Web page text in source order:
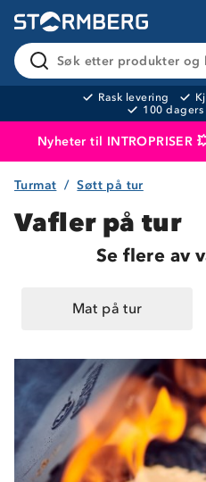
Søk etter produkter og
Rask levering
100
Nyheter til INTROPRISER
Produktet er lagt i
Turmat Søtt på tur
Vafler på tur
Se flere av
Mat på tur